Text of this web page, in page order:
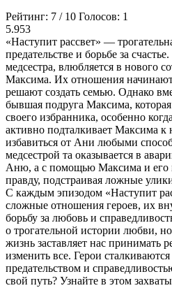
Рейтинг: 7 / 10 Голосов: 1
5.953
«Наступит рассвет» —
предательстве и борьбе за
медсестра, влюбляется в нового
Максима. Их отношения начинают
решают создать семью. Однако
бывшая подруга Максима,
своего избранника, особенно
активно подталкивает Максима к
избавиться от Ани любыми
медсестрой та оказывается в
Аню, а с помощью Максима и его
правду, подстраивая ложные
С каждым эпизодом «Наступит
сложные отношения героев, их
борьбу за любовь и
о трогательной истории любви,
жизнь заставляет нас принимать
изменить все. Герои
предательством и
свой путь? Узнайте в этом